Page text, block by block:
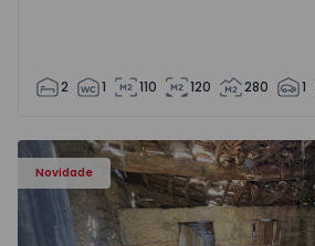
2 1 110 120 280 1
Novidade
Moradia Vila Real, São Tomé do